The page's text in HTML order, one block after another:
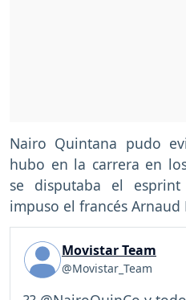
Nairo Quintana pudo
hubo en la carrera en
se disputaba el
impuso el francés Arnaud
Movistar Team
@Movistar_Team